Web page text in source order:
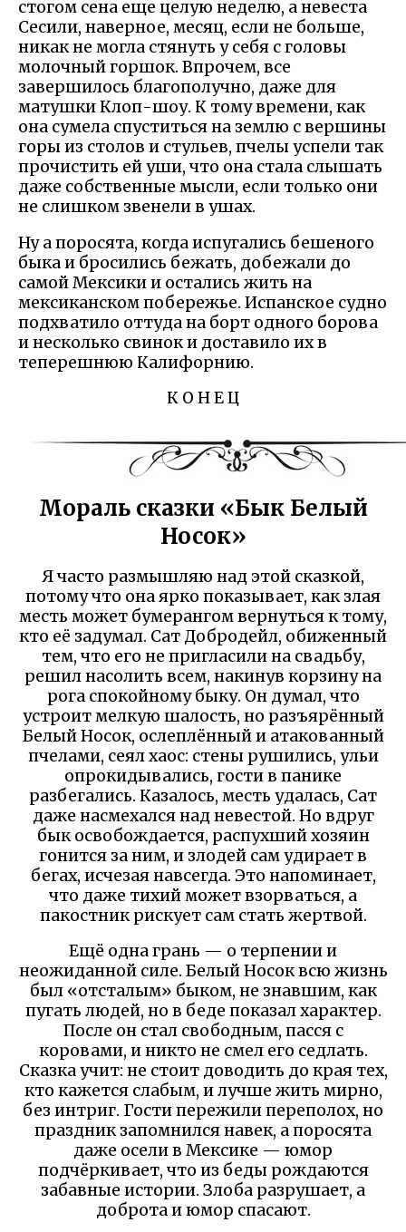
стогом сена еще целую неделю, а невеста
Сесили, наверное, месяц, если не больше,
никак не могла стянуть у себя с головы
молочный горшок. Впрочем, все
завершилось благополучно, даже для
матушки Клоп-шоу. К тому времени, как
она сумела спуститься на землю с вершины
горы из столов и стульев, пчелы успели так
прочистить ей уши, что она стала слышать
даже собственные мысли, если только они
не слишком звенели в ушах.
Ну а поросята, когда испугались бешеного
быка и бросились бежать, добежали до
самой Мексики и остались жить на
мексиканском побережье. Испанское судно
подхватило оттуда на борт одного борова
и несколько свинок и доставило их в
теперешнюю Калифорнию.
К О Н Е Ц
Мораль сказки «Бык Белый
Носок»
Я часто размышляю над этой сказкой,
потому что она ярко показывает, как злая
месть может бумерангом вернуться к тому,
кто её задумал. Сат Добродейл, обиженный
тем, что его не пригласили на свадьбу,
решил насолить всем, накинув корзину на
рога спокойному быку. Он думал, что
устроит мелкую шалость, но разъярённый
Белый Носок, ослеплённый и атакованный
пчелами, сеял хаос: стены рушились, ульи
опрокидывались, гости в панике
разбегались. Казалось, месть удалась, Сат
даже насмехался над невестой. Но вдруг
бык освобождается, распухший хозяин
гонится за ним, и злодей сам удирает в
бегах, исчезая навсегда. Это напоминает,
что даже тихий может взорваться, а
пакостник рискует сам стать жертвой.
Ещё одна грань — о терпении и
неожиданной силе. Белый Носок всю жизнь
был «отсталым» быком, не знавшим, как
пугать людей, но в беде показал характер.
После он стал свободным, пасся с
коровами, и никто не смел его седлать.
Сказка учит: не стоит доводить до края тех,
кто кажется слабым, и лучше жить мирно,
без интриг. Гости пережили переполох, но
праздник запомнился навек, а поросята
даже осели в Мексике — юмор
подчёркивает, что из беды рождаются
забавные истории. Злоба разрушает, а
доброта и юмор спасают.